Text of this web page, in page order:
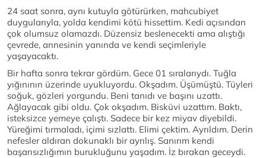
24 saat sonra, aynı kutuyla götürürken, mahcubiyet
duygularıyla, yolda kendimi kötü hissettim. Kedi açısından
çok olumsuz olamazdı. Düzensiz beslenecekti ama alıştığı
çevrede, annesinin yanında ve kendi seçimleriyle
yaşayacaktı.
Bir hafta sonra tekrar gördüm. Gece 01 sıralarıydı. Tuğla
yığınının üzerinde uyukluyordu. Okşadım. Üşümüştü. Tüyleri
soğuk, gözleri yorgundu. Beni tanıdı ve başını uzattı.
Ağlayacak gibi oldu. Çok okşadım. Bisküvi uzattım. Baktı,
isteksizce yemeye çalıştı. Sadece bir kez miyav diyebildi.
Yüreğimi tırmaladı, içimi sızlattı. Elimi çektim. Ayrıldım. Derin
nefesler aldıran dokunaklı bir ayrılış. Sanırım kendi
başarısızlığımın burukluğunu yaşadım. İz bırakan geceydi.